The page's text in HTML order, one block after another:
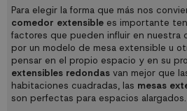
Para elegir la forma que más nos
comedor extensible es importante
factores que pueden influir en nuestra
por un modelo de mesa extensible u
pensar en el propio espacio y en su
extensibles redondas van mejor que
habitaciones cuadradas, las mesas
son perfectas para espacios alargados.